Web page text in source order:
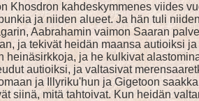
Khosdron kahdeskymmenes viides
ja niiden alueet. Ja hän tuli
Aabrahamin vaimon Saaran
ja tekivät heidän maansa autioiksi
ja he kulkivat
autioiksi, ja valtasivat
ja Illyriku'hun ja Gigetoon
siinä, mitä tahtoivat. Kun heidän